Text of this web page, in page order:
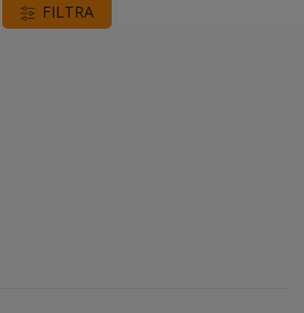
FILTRA